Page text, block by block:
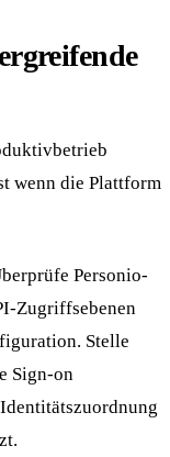
wenn die Plattform
Personio-
Zugriffsebenen
Stelle
Sign-on